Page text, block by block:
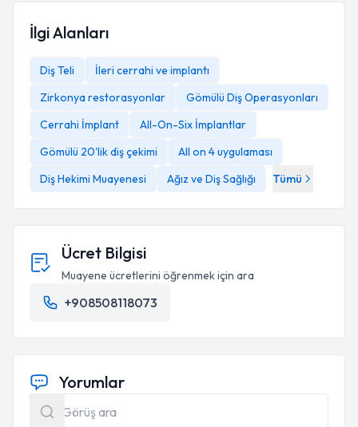
İlgi Alanları
Diş Teli
İleri cerrahi ve implantı
Zirkonya restorasyonlar
Gömülü Diş Operasyonları
Cerrahi İmplant
All-On-Six İmplantlar
Gömülü 20'lik diş çekimi
All on 4 uygulaması
Diş Hekimi Muayenesi
Ağız ve Diş Sağlığı Tümü
Ücret Bilgisi
Muayene ücretlerini öğrenmek için ara
+908508118073
Yorumlar